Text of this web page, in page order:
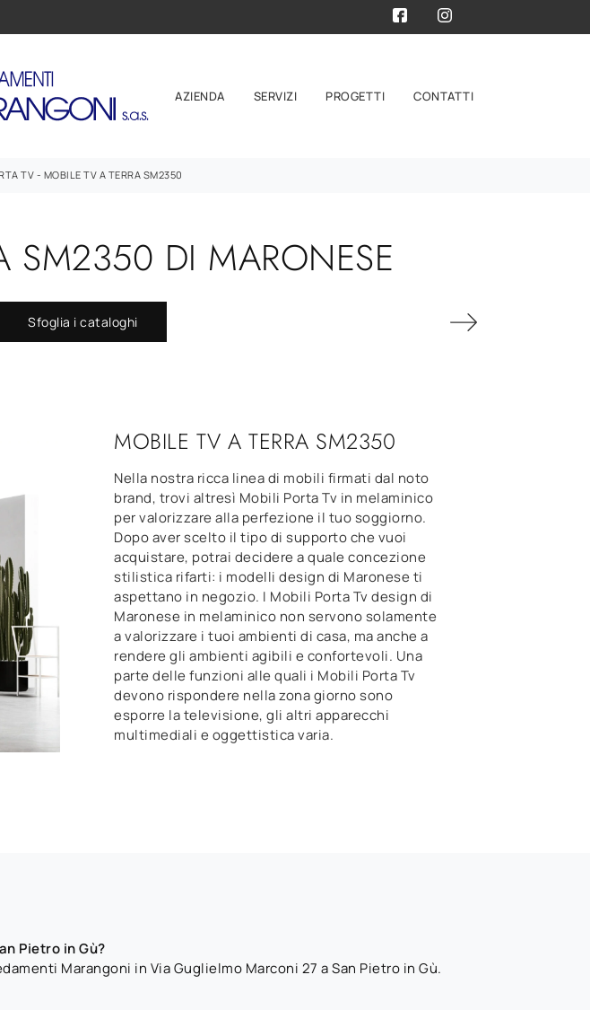
AZIENDA SERVIZI PROGETTI CONTATTI
TV - MOBILE TV A TERRA SM2350
SM2350 DI MARONESE
Sfoglia i cataloghi
MOBILE TV A TERRA SM2350
Nella nostra ricca linea di mobili firmati dal noto
brand, trovi altresì Mobili Porta Tv in melaminico
per valorizzare alla perfezione il tuo soggiorno.
Dopo aver scelto il tipo di supporto che vuoi
acquistare, potrai decidere a quale concezione
stilistica rifarti: i modelli design di Maronese ti
aspettano in negozio. I Mobili Porta Tv design di
Maronese in melaminico non servono solamente
a valorizzare i tuoi ambienti di casa, ma anche a
rendere gli ambienti agibili e confortevoli. Una
parte delle funzioni alle quali i Mobili Porta Tv
devono rispondere nella zona giorno sono
esporre la televisione, gli altri apparecchi
multimediali e oggettistica varia.
Pietro in Gù?
Marangoni in Via Guglielmo Marconi 27 a San Pietro in Gù.